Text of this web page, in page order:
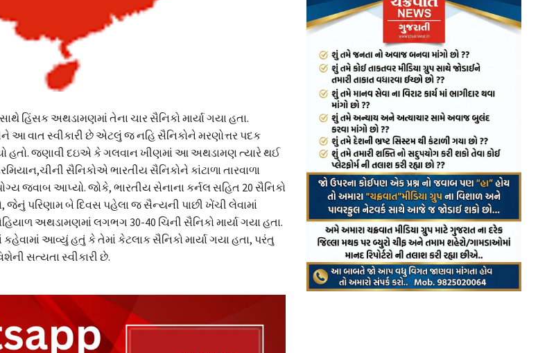
હિંસક અથડામણમાં તેના ચાર સૈનિકો માર્યા ગયા હતા.
આ વાત સ્વીકારી છે એટલું જ નહિ સૈનિકોને મરણોત્તર પદક
હતો. જણાવી દઇએ કે ગલવાન ખીણમાં આ અથડામણ ત્યારે થઈ
સૈનિકોએ ભારતીય સૈનિકોને કાંટાળા તારવાળા
જવાબ આપ્યો. જોકે, ભારતીય સેનાના કર્નલ સહિત 20 સૈનિકો
જેનું પરિણામ બે દિવસ પહેલા જ સૈન્યની પાછી ખેંચી લેવામાં
અથડામણમાં લગભગ 30-40 ચિની સૈનિકો માર્યા ગયા હતા.
આવ્યું હતું કે તેમાં કેટલાક સૈનિકો માર્યા ગયા હતા, પરંતુ
સત્યતા સ્વીકારી છે.